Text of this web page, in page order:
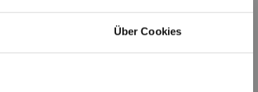
Über Cookies